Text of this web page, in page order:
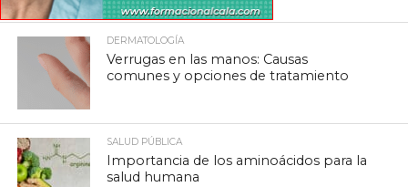
DERMATOLOGÍA
Verrugas en las manos: Causas
comunes y opciones de tratamiento
SALUD PÚBLICA
Importancia de los aminoácidos para la
salud humana